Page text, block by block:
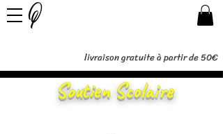
livraison gratuite à partir de 50€
Soutien Scolaire